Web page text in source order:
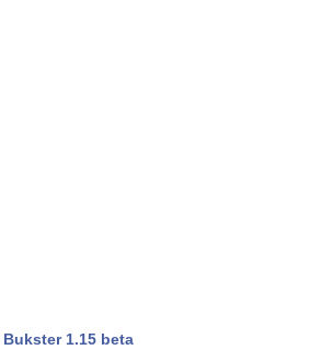
Bukster 1.15 beta